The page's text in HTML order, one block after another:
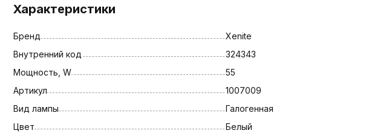
Характеристики
Бренд
Xenite
Внутренний код
324343
Мощность, W
55
Артикул
1007009
Вид лампы
Галогенная
Цвет
Белый